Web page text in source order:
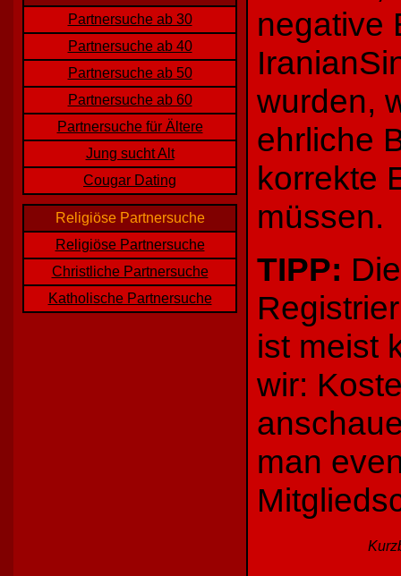
Partnersuche ab 30
Partnersuche ab 40
Partnersuche ab 50
Partnersuche ab 60
Partnersuche für Ältere
Jung sucht Alt
Cougar Dating
Religiöse Partnersuche
Religiöse Partnersuche
Christliche Partnersuche
Katholische Partnersuche
negative
wurden,
ehrliche
korrekte
müssen.
TIPP:
ist meist
wir:
man